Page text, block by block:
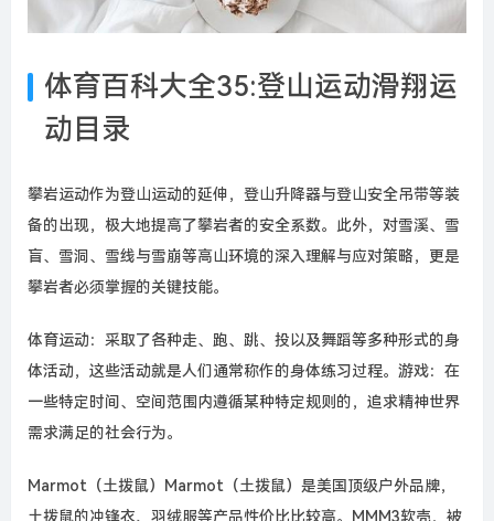
体育百科大全35:登山运动滑翔运
动目录
攀岩运动作为登山运动的延伸，登山升降器与登山安全吊带等装
备的出现，极大地提高了攀岩者的安全系数。此外，对雪溪、雪
盲、雪洞、雪线与雪崩等高山环境的深入理解与应对策略，更是
攀岩者必须掌握的关键技能。
体育运动：采取了各种走、跑、跳、投以及舞蹈等多种形式的身
体活动，这些活动就是人们通常称作的身体练习过程。游戏：在
一些特定时间、空间范围内遵循某种特定规则的，追求精神世界
需求满足的社会行为。
Marmot（土拨鼠）Marmot（土拨鼠）是美国顶级户外品牌，
土拨鼠的冲锋衣、羽绒服等产品性价比比较高。MMM3软壳，被